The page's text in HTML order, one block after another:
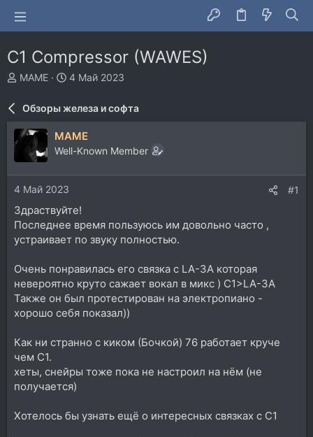
C1 Compressor (WAWES)
А
т
р
MAME
Д
н
а
ч
4 Май 2023
Обзоры железа и софта
MAME
Well-Known Member
4 Май 2023 #1
Здраствуйте!
Последнее время пользуюсь им довольно часто ,
устраивает по звуку полностью.
Очень понравилась его связка с LA-3A которая
невероятно круто сажает вокал в микс ) C1>LA-3A
Также он был протестирован на электропиано -
хорошо себя показал))
Как ни странно с киком (Бочкой) 76 работает круче
чем C1.
хеты, снейры тоже пока не настроил на нём (не
получается)
Хотелось бы узнать ещё о интересных связках с С1